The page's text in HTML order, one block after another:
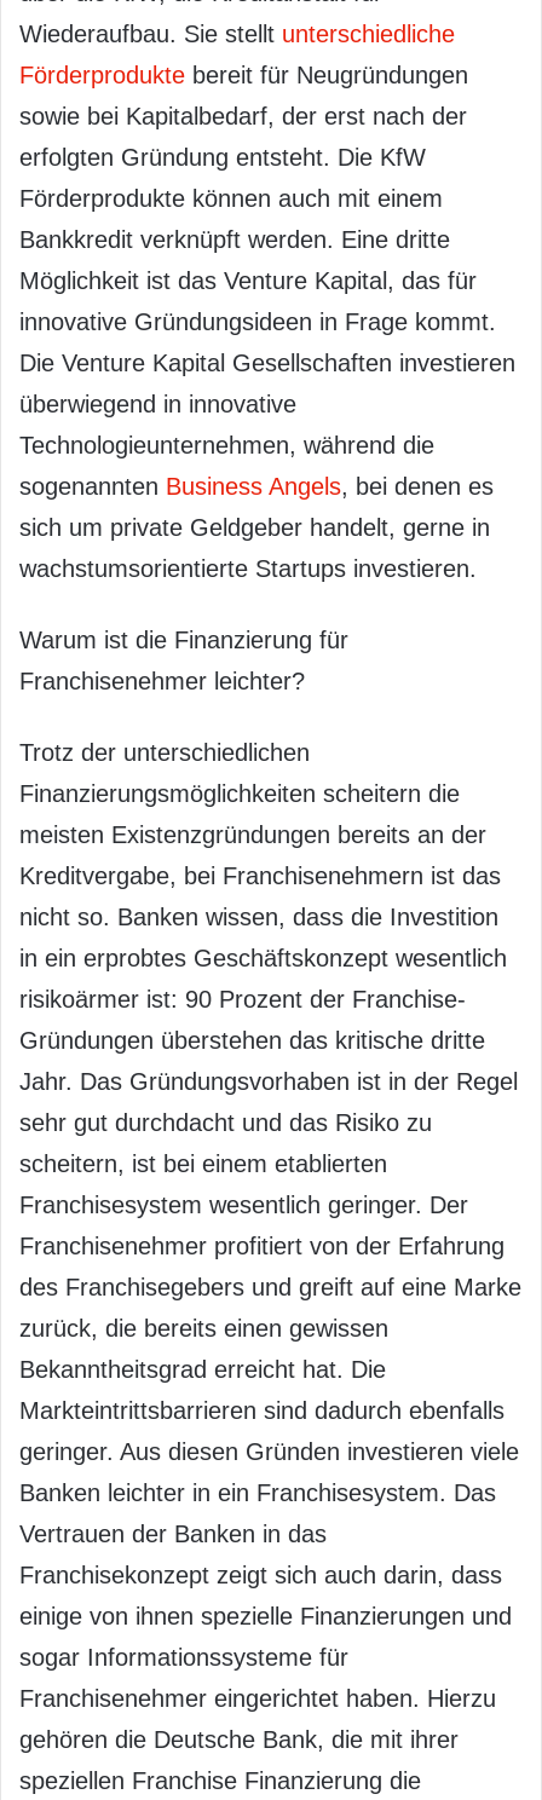
Wiederaufbau. Sie stellt unterschiedliche
Förderprodukte bereit für Neugründungen
sowie bei Kapitalbedarf, der erst nach der
erfolgten Gründung entsteht. Die KfW
Förderprodukte können auch mit einem
Bankkredit verknüpft werden. Eine dritte
Möglichkeit ist das Venture Kapital, das für
innovative Gründungsideen in Frage kommt.
Die Venture Kapital Gesellschaften investieren
überwiegend in innovative
Technologieunternehmen, während die
sogenannten Business Angels, bei denen es
sich um private Geldgeber handelt, gerne in
wachstumsorientierte Startups investieren.
Warum ist die Finanzierung für
Franchisenehmer leichter?
Trotz der unterschiedlichen
Finanzierungsmöglichkeiten scheitern die
meisten Existenzgründungen bereits an der
Kreditvergabe, bei Franchisenehmern ist das
nicht so. Banken wissen, dass die Investition
in ein erprobtes Geschäftskonzept wesentlich
risikoärmer ist: 90 Prozent der Franchise-
Gründungen überstehen das kritische dritte
Jahr. Das Gründungsvorhaben ist in der Regel
sehr gut durchdacht und das Risiko zu
scheitern, ist bei einem etablierten
Franchisesystem wesentlich geringer. Der
Franchisenehmer profitiert von der Erfahrung
des Franchisegebers und greift auf eine Marke
zurück, die bereits einen gewissen
Bekanntheitsgrad erreicht hat. Die
Markteintrittsbarrieren sind dadurch ebenfalls
geringer. Aus diesen Gründen investieren viele
Banken leichter in ein Franchisesystem. Das
Vertrauen der Banken in das
Franchisekonzept zeigt sich auch darin, dass
einige von ihnen spezielle Finanzierungen und
sogar Informationssysteme für
Franchisenehmer eingerichtet haben. Hierzu
gehören die Deutsche Bank, die mit ihrer
speziellen Franchise Finanzierung die